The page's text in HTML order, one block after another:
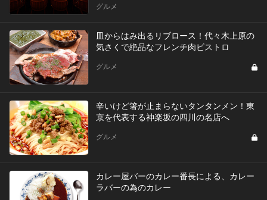
グルメ
皿からはみ出るリブロース！代々木上原の
気さくで絶品なフレンチ肉ビストロ
グルメ
辛いけど箸が止まらないタンタンメン！東
京を代表する神楽坂の四川の名店へ
グルメ
カレー屋バーのカレー番長による、カレー
ラバーの為のカレー